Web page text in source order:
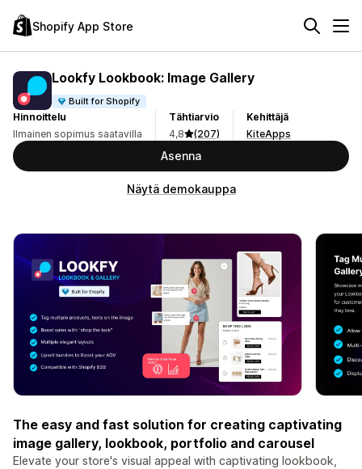
Shopify App Store
Lookfy Lookbook: Image Gallery
Built for Shopify
Hinnoittelu
Ilmainen sopimus saatavilla
Tähtiarvio
4,8
(207)
Kehittäjä
KiteApps
Asenna
Näytä demokauppa
The easy and fast solution for creating captivating
image gallery, lookbook, portfolio and carousel
Elevate your store's visual appeal with captivating lookbook,